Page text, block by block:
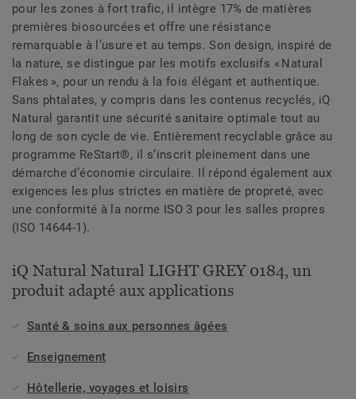
pour les zones à fort trafic, il intègre 17% de matières
premières biosourcées et offre une résistance
remarquable à l’usure et au temps. Son design, inspiré de
la nature, se distingue par les motifs exclusifs « Natural
Flakes », pour un rendu à la fois élégant et authentique.
Sans phtalates, y compris dans les contenus recyclés, iQ
Natural garantit une sécurité sanitaire optimale tout au
long de son cycle de vie. Entièrement recyclable grâce au
programme ReStart®, il s’inscrit pleinement dans une
démarche d’économie circulaire. Il répond également aux
exigences les plus strictes en matière de propreté, avec
une conformité à la norme ISO 3 pour les salles propres
(ISO 14644-1).
iQ Natural Natural LIGHT GREY 0184, un
produit adapté aux applications
Santé & soins aux personnes âgées
Enseignement
Hôtellerie, voyages et loisirs